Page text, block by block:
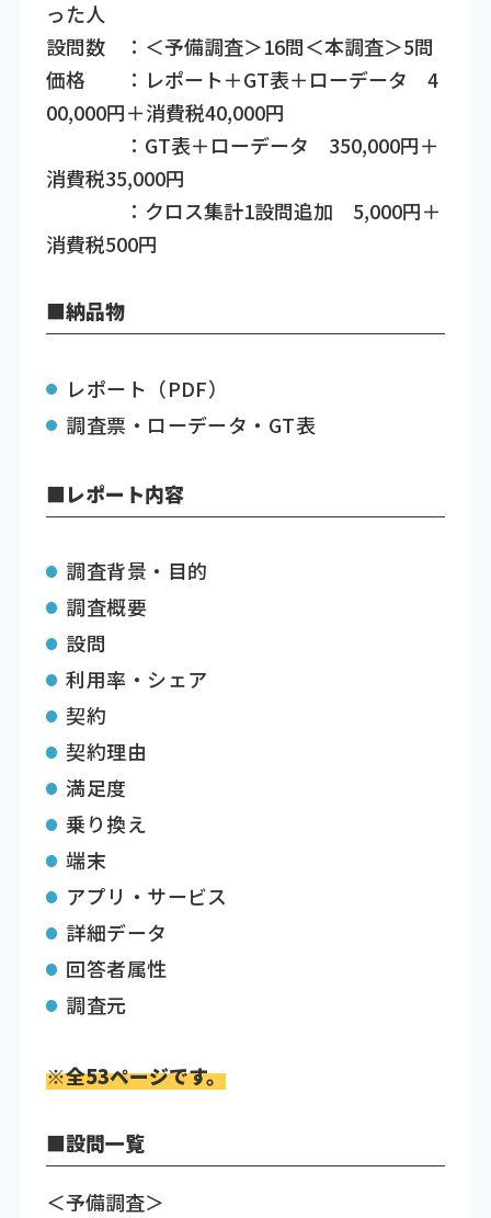
った人
設問数 ：＜予備調査＞16問＜本調査＞5問
価格 ：レポート＋GT表＋ローデータ 4
00,000円＋消費税40,000円
：GT表＋ローデータ 350,000円＋
消費税35,000円
：クロス集計1設問追加 5,000円＋
消費税500円
■納品物
レポート（PDF）
調査票・ローデータ・GT表
■レポート内容
調査背景・目的
調査概要
設問
利用率・シェア
契約
契約理由
満足度
乗り換え
端末
アプリ・サービス
詳細データ
回答者属性
調査元
※全53ページです。
■設問一覧
＜予備調査＞